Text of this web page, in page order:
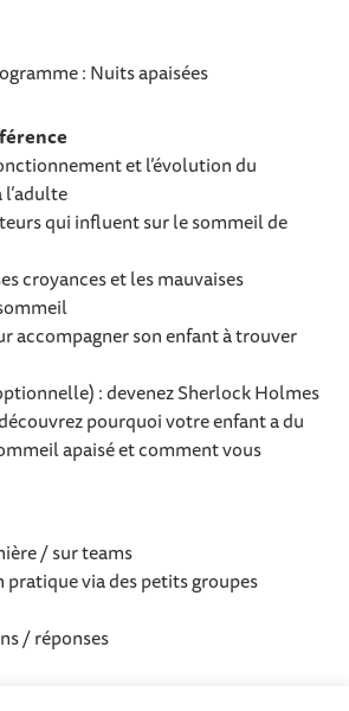
et l’évolution du
qui influent sur le sommeil de
croyances et les mauvaises
accompagner son enfant à trouver
: devenez Sherlock Holmes
pourquoi votre enfant a du
apaisé et comment vous
/ sur teams
pratique via des petits groupes
/ réponses